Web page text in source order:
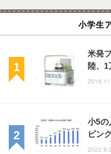
小学生
米発
陸、1
小5の
ピン